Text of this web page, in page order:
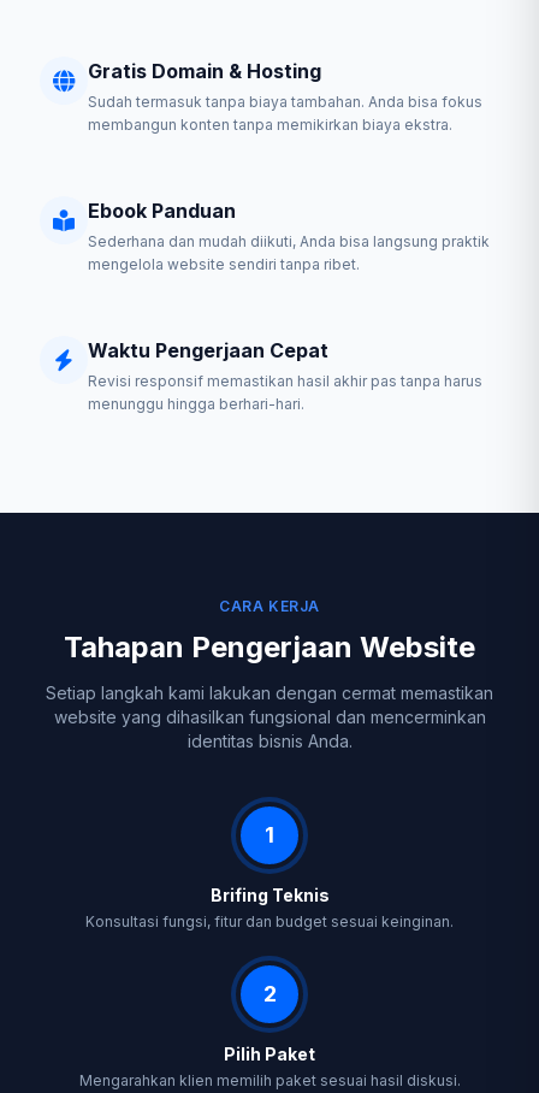
Gratis Domain & Hosting
Sudah termasuk tanpa biaya tambahan. Anda bisa fokus
membangun konten tanpa memikirkan biaya ekstra.
Ebook Panduan
Sederhana dan mudah diikuti, Anda bisa langsung praktik
mengelola website sendiri tanpa ribet.
Waktu Pengerjaan Cepat
Revisi responsif memastikan hasil akhir pas tanpa harus
menunggu hingga berhari-hari.
CARA KERJA
Tahapan Pengerjaan Website
Setiap langkah kami lakukan dengan cermat memastikan
website yang dihasilkan fungsional dan mencerminkan
identitas bisnis Anda.
1
Brifing Teknis
Konsultasi fungsi, fitur dan budget sesuai keinginan.
2
Pilih Paket
Mengarahkan klien memilih paket sesuai hasil diskusi.